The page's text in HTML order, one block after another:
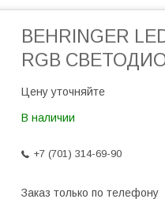
BEHRINGER
RGB
Цену уточняйте
В наличии
+7 (701) 314-69-90
Заказ только по телефону